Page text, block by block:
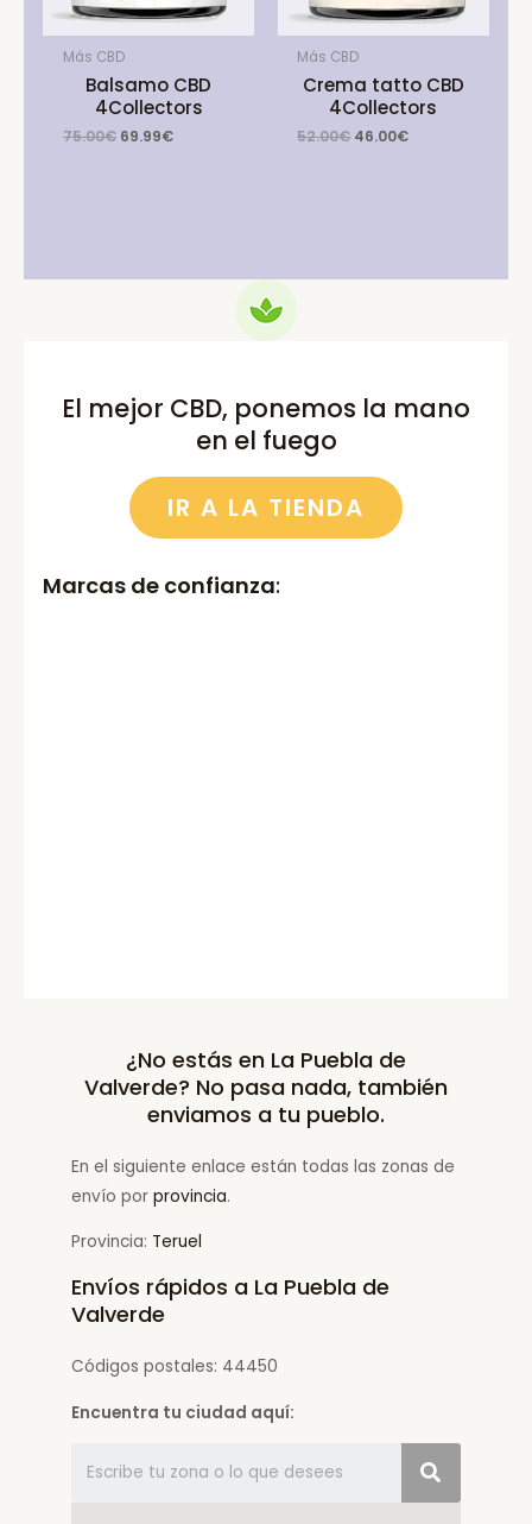
Más CBD
Balsamo CBD
4Collectors
75.00€ Original
69.99€Current
Más CBD
Crema tatto CBD
4Collectors
52.00€ Original
46.00€Current
El mejor CBD, ponemos la mano
en el fuego
IR A LA TIENDA
Marcas de confianza:
¿No estás en La Puebla de
Valverde? No pasa nada, también
enviamos a tu pueblo.
En el siguiente enlace están todas las zonas de
envío por provincia.
Provincia: Teruel
Envíos rápidos a La Puebla de
Valverde
Códigos postales: 44450
Encuentra tu ciudad aquí: